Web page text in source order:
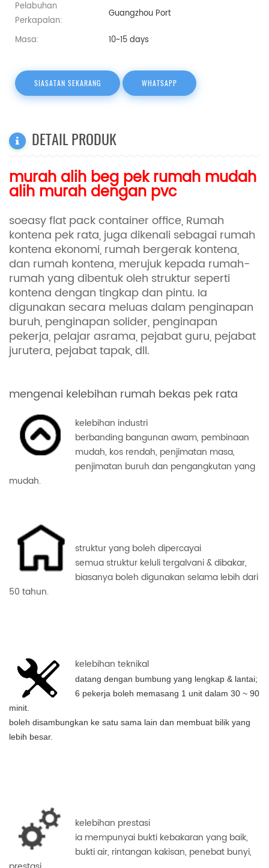
Pelabuhan
Perkapalan:
Guangzhou Port
Masa: 10~15 days
SIASATAN SEKARANG WHATSAPP
DETAIL PRODUK
murah alih beg pek rumah mudah
alih murah dengan pvc
soeasy flat pack container office, Rumah
kontena pek rata, juga dikenali sebagai rumah
kontena ekonomi, rumah bergerak kontena,
dan rumah kontena, merujuk kepada rumah-
rumah yang dibentuk oleh struktur seperti
kontena dengan tingkap dan pintu. Ia
digunakan secara meluas dalam penginapan
buruh, penginapan solider, penginapan
pekerja, pelajar asrama, pejabat guru, pejabat
jurutera, pejabat tapak, dll.
mengenai kelebihan rumah bekas pek rata
kelebihan industri
berbanding bangunan awam, pembinaan
mudah, kos rendah, penjimatan masa,
penjimatan buruh dan pengangkutan yang
mudah.
struktur yang boleh dipercayai
semua struktur keluli tergalvani & dibakar,
biasanya boleh digunakan selama lebih dari
50 tahun.
kelebihan teknikal
datang dengan bumbung yang lengkap & lantai;
6 pekerja boleh memasang 1 unit dalam 30 ~ 90
minit.
boleh disambungkan ke satu sama lain dan membuat bilik yang
lebih besar.
kelebihan prestasi
ia mempunyai bukti kebakaran yang baik,
bukti air, rintangan kakisan, penebat bunyi,